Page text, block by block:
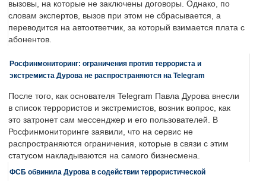
вызовы, на которые не заключены договоры. Однако, по
словам экспертов, вызов при этом не сбрасывается, а
переводится на автоответчик, за который взимается плата с
абонентов.
Росфинмониторинг: ограничения против террориста и
экстремиста Дурова не распространяются на Telegram
После того, как основателя Telegram Павла Дурова внесли
в список террористов и экстремистов, возник вопрос, как
это затронет сам мессенджер и его пользователей. В
Росфинмониторинге заявили, что на сервис не
распространяются ограничения, которые в связи с этим
статусом накладываются на самого бизнесмена.
ФСБ обвинила Дурова в содействии террористической